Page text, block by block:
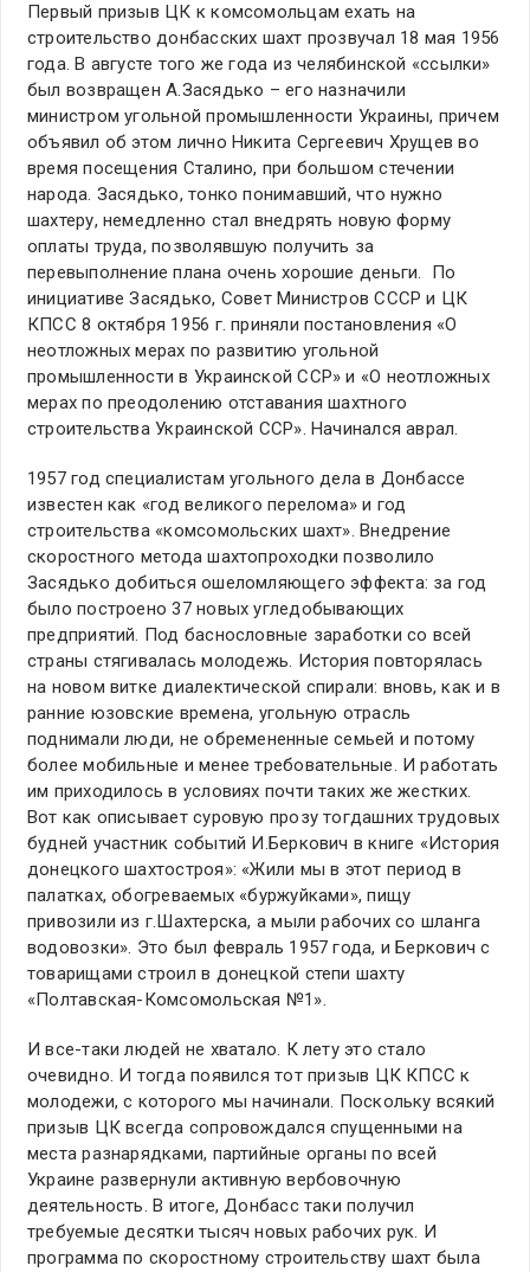
Первый призыв ЦК к комсомольцам ехать на
строительство донбасских шахт прозвучал 18 мая 1956
года. В августе того же года из челябинской «ссылки»
был возвращен А.Засядько – его назначили
министром угольной промышленности Украины, причем
объявил об этом лично Никита Сергеевич Хрущев во
время посещения Сталино, при большом стечении
народа. Засядько, тонко понимавший, что нужно
шахтеру, немедленно стал внедрять новую форму
оплаты труда, позволявшую получить за
перевыполнение плана очень хорошие деньги. По
инициативе Засядько, Совет Министров СССР и ЦК
КПСС 8 октября 1956 г. приняли постановления «О
неотложных мерах по развитию угольной
промышленности в Украинской ССР» и «О неотложных
мерах по преодолению отставания шахтного
строительства Украинской ССР». Начинался аврал.
1957 год специалистам угольного дела в Донбассе
известен как «год великого перелома» и год
строительства «комсомольских шахт». Внедрение
скоростного метода шахтопроходки позволило
Засядько добиться ошеломляющего эффекта: за год
было построено 37 новых угледобывающих
предприятий. Под баснословные заработки со всей
страны стягивалась молодежь. История повторялась
на новом витке диалектической спирали: вновь, как и в
ранние юзовские времена, угольную отрасль
поднимали люди, не обремененные семьей и потому
более мобильные и менее требовательные. И работать
им приходилось в условиях почти таких же жестких.
Вот как описывает суровую прозу тогдашних трудовых
будней участник событий И.Беркович в книге «История
донецкого шахтостроя»: «Жили мы в этот период в
палатках, обогреваемых «буржуйками», пищу
привозили из г.Шахтерска, а мыли рабочих со шланга
водовозки». Это был февраль 1957 года, и Беркович с
товарищами строил в донецкой степи шахту
«Полтавская-Комсомольская №1».
И все-таки людей не хватало. К лету это стало
очевидно. И тогда появился тот призыв ЦК КПСС к
молодежи, с которого мы начинали. Поскольку всякий
призыв ЦК всегда сопровождался спущенными на
места разнарядками, партийные органы по всей
Украине развернули активную вербовочную
деятельность. В итоге, Донбасс таки получил
требуемые десятки тысяч новых рабочих рук. И
программа по скоростному строительству шахт была